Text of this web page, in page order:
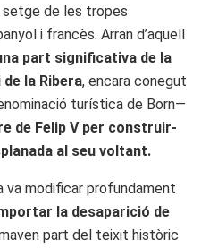
setge de les tropes
i francès. Arran d’aquell
part significativa de la
la Ribera, encara conegut
turística de Born—
de Felip V per construir-
al seu voltant.
va modificar profundament
la desaparició de
part del teixit històric